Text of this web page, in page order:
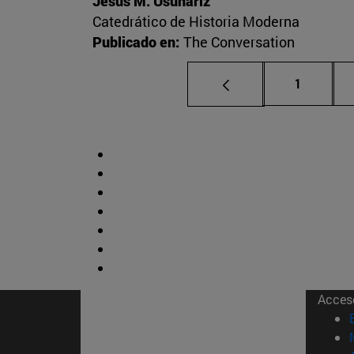
Catedrático de Historia Moderna
Publicado en: The Conversation
Página
1